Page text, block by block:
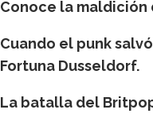
Conoce la maldición
Cuando el punk
Fortuna Dusseldorf.
La batalla del